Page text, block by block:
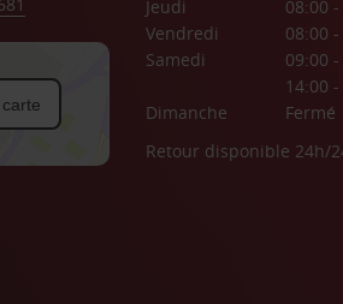
Jeudi
08:00
Vendredi
08:00
Samedi
09:00
14:00
Dimanche
Fermé
Retour disponible 24h/